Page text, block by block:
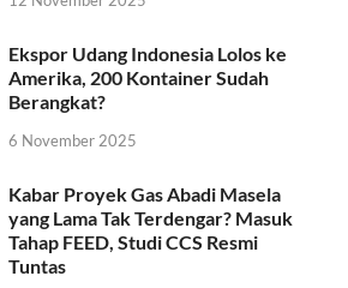
Ekspor Udang Indonesia Lolos ke
Amerika, 200 Kontainer Sudah
Berangkat?
6 November 2025
Kabar Proyek Gas Abadi Masela
yang Lama Tak Terdengar? Masuk
Tahap FEED, Studi CCS Resmi
Tuntas